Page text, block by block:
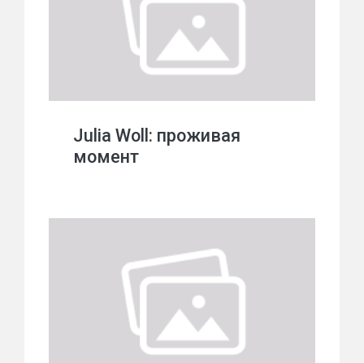
Julia Woll: проживая
момент